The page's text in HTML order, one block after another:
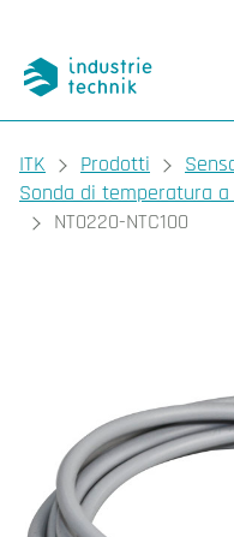
You are here:
ITK Prodotti
Sonda di temperatura a
NT0220-NTC100